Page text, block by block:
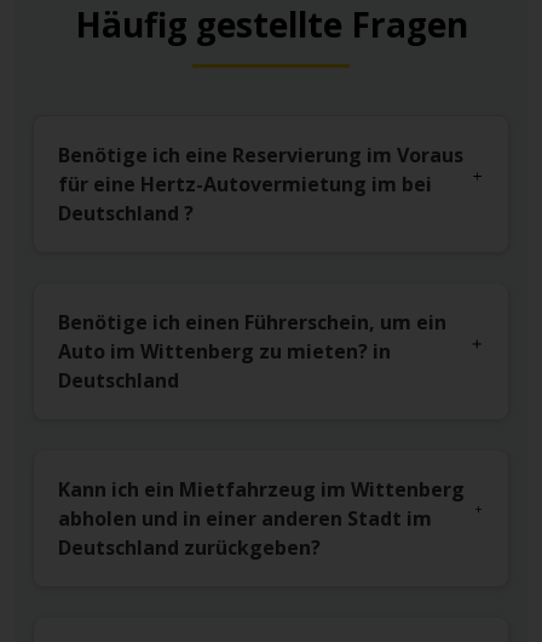
Häufig gestellte Fragen
Benötige ich eine Reservierung im Voraus
für eine Hertz-Autovermietung im bei
Deutschland ?
Benötige ich einen Führerschein, um ein
Auto im Wittenberg zu mieten? in
Deutschland
Kann ich ein Mietfahrzeug im Wittenberg
abholen und in einer anderen Stadt im
Deutschland zurückgeben?